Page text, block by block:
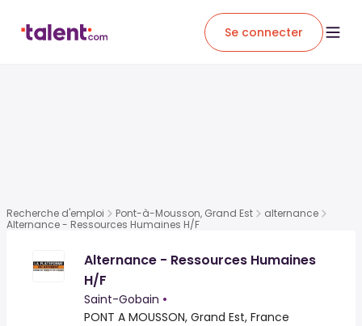
Se connecter
Recherche d'emploi Pont-à-Mousson, Grand Est
alternance
Alternance - Ressources Humaines H/F
Alternance - Ressources Humaines
H/F
Saint-Gobain •
PONT A MOUSSON, Grand Est, France